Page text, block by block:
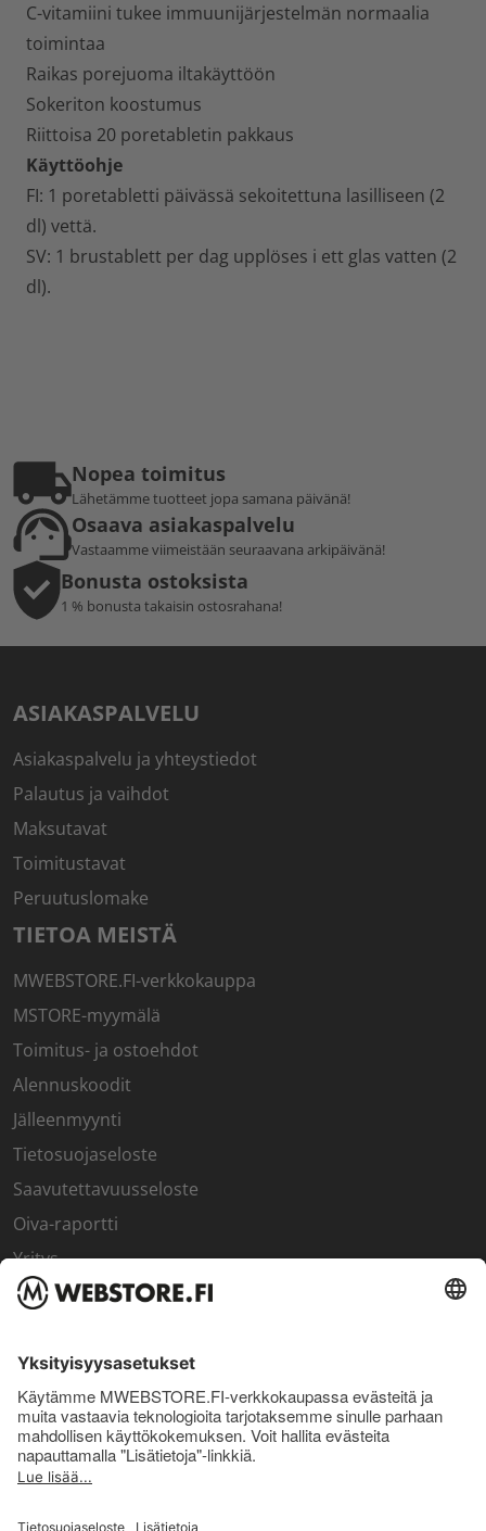
C-vitamiini tukee immuunijärjestelmän normaalia
toimintaa
Raikas porejuoma iltakäyttöön
Sokeriton koostumus
Riittoisa 20 poretabletin pakkaus
Käyttöohje
FI: 1 poretabletti päivässä sekoitettuna lasilliseen (2
dl) vettä.
SV: 1 brustablett per dag upplöses i ett glas vatten (2
dl).
Nopea toimitus
Lähetämme tuotteet jopa samana päivänä!
Osaava asiakaspalvelu
Vastaamme viimeistään seuraavana arkipäivänä!
Bonusta ostoksista
1 % bonusta takaisin ostosrahana!
ASIAKASPALVELU
Asiakaspalvelu ja yhteystiedot
Palautus ja vaihdot
Maksutavat
Toimitustavat
Peruutuslomake
TIETOA MEISTÄ
MWEBSTORE.FI-verkkokauppa
MSTORE-myymälä
Toimitus- ja ostoehdot
Alennuskoodit
Jälleenmyynti
Tietosuojaseloste
Saavutettavuusseloste
Oiva-raportti
Yritys
SISÄPIIRI
Sisäpiirin bonusohjelma
Uutiskirje
Uutiset ja artikkelit